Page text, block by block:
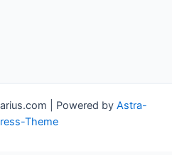
| Powered by Astra-
Theme